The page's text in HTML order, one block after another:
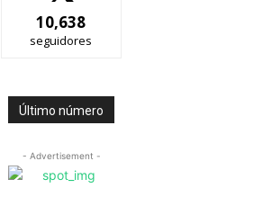
10,638
seguidores
Último número
- Advertisement -